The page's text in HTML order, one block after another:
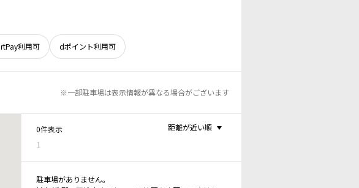
利用可 dポイント利用可
※一部駐車場は表示情報が異なる場合がございます
0件表示
1
距離が近い順
駐車場がありません。